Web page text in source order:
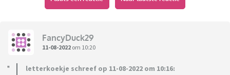
werkelijk zoveel moeilijker dan hetero mannen? Of valt dat
gebieden dan weer voordelen ten opzichte van hetero
mannen?
FancyDuck29
11-08-2022 om 10:20
letterkoekje schreef op 11-08-2022 om 10:16: